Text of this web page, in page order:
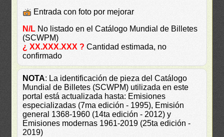
Entrada con foto por mejorar
N/L No listado en el Catálogo Mundial de Billetes
(SCWPM)
¿ XX.XXX.XXX ? Cantidad estimada, no
confirmado
NOTA: La identificación de pieza del Catálogo
Mundial de Billetes (SCWPM) utilizada en este
portal está actualizada hasta: Emisiones
especializadas (7ma edición - 1995), Emisión
general 1368-1960 (14ta edición - 2012) y
Emisiones modernas 1961-2019 (25ta edición -
2019)